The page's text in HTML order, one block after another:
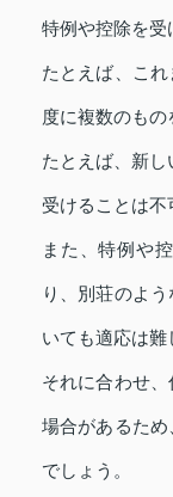
特例や控除を受
たとえば、こ
度に複数のもの
たとえば、新
受けることは不
また、特例や
り、別荘のよ
いても適応は難
それに合わせ
場合があるた
でしょう。